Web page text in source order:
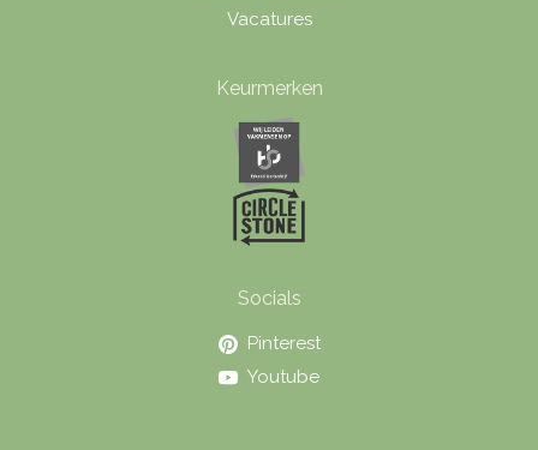
Vacatures
Keurmerken
Socials
Pinterest
Youtube